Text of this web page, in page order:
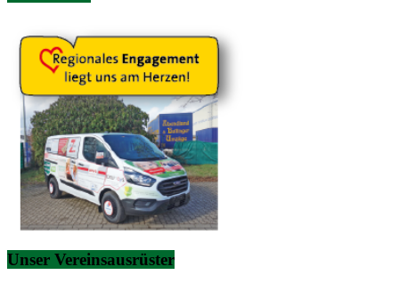
Unser Vereinsausrüster